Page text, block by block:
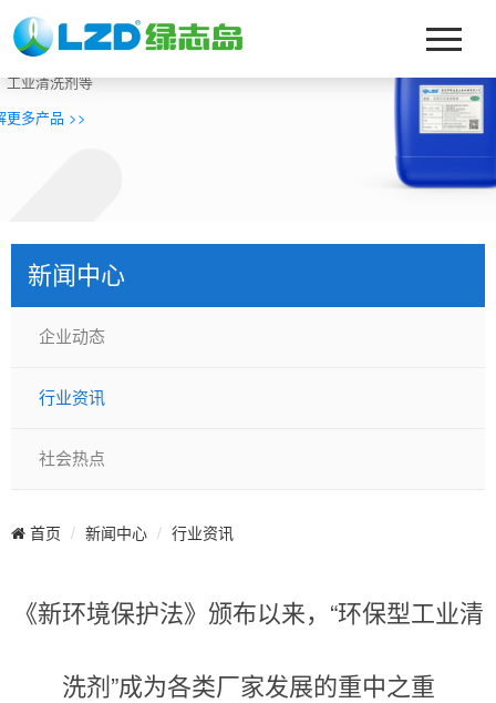
来到绿志岛化工
：真空镀膜、玻璃清洗剂、淬火油、切削液、磨削油、切削
工业清洗剂等
更多产品 >>
新闻中心
企业动态
行业资讯
社会热点
首页 新闻中心 行业资讯
《新环境保护法》颁布以来，“环保型工业清
洗剂”成为各类厂家发展的重中之重